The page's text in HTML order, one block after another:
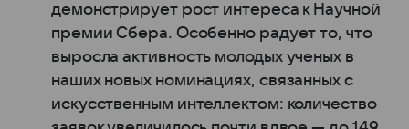
демонстрирует рост интереса к Научной
премии Сбера. Особенно радует то, что
выросла активность молодых ученых в
наших новых номинациях, связанных с
искусственным интеллектом: количество